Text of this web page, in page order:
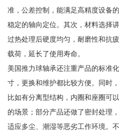
准，公差控制，能满足高精度设备
稳定的轴向定位。其次，材料选择
过热处理后硬度均匀，耐磨性和抗
载荷，延长了使用寿命。
美国推力球轴承还注重产品的标准
寸，更换和维护都比较方便。同时
比如有分离型结构，内圈和座圈可
的场景；部分产品还做了密封处理
适应多尘、潮湿等恶劣工作环境。